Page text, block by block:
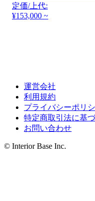
定価/上代:
¥153,000 ~
運営会社
利用規約
プライバシーポリ
特定商取引法に基
お問い合わせ
© Interior Base Inc.